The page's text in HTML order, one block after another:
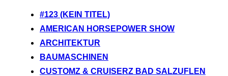
springen
#123 (KEIN TITEL)
AMERICAN HORSEPOWER SHOW
ARCHITEKTUR
BAUMASCHINEN
CUSTOMZ & CRUISERZ BAD SALZUFLEN